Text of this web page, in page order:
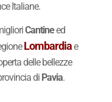
Italiane.
Cantineed
Lombardiae
delle bellezze
di Pavia.